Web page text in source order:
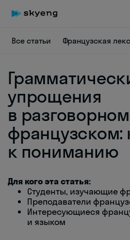
Все статьи Французская
упрощения
в разговорном
французском:
к пониманию
Для кого эта статья:
Студенты, изучающие
Преподаватели
Интересующиеся
и языком
online